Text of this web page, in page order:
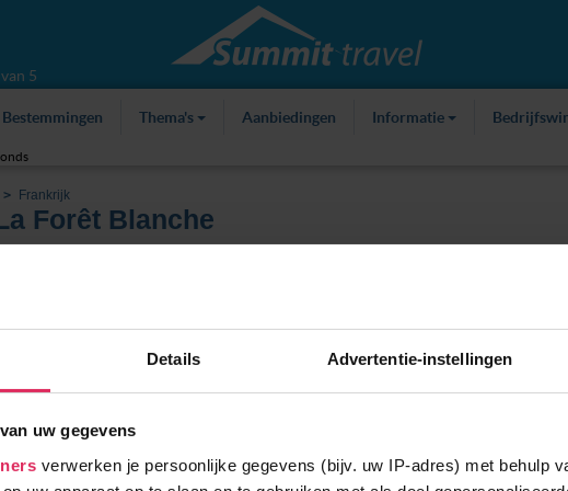
Details Advertentie-instellingen
uw gegevens
verwerken je persoonlijke gegevens (bijv. uw IP-adres) met behulp
5
Bestemmingen Thema's Aanbiedingen Informatie
Frankrijk
Forêt Blanche